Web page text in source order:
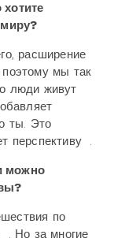
расширение
мы так
люди живут
ты. Это
перспективу
.
можно
по
. Но за многие